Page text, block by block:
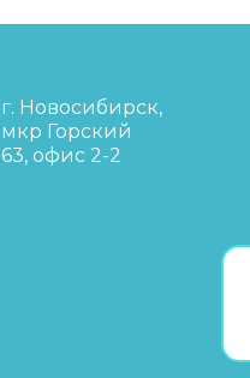
г. Новосибирск,
мкр Горский
63, офис 2-2